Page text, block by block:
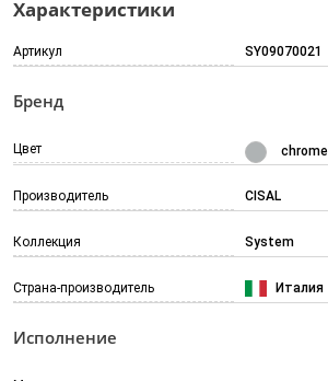
Характеристики
Артикул SY09070021
Бренд
Цвет chrome
Производитель CISAL
Коллекция System
Страна-производитель Италия
Исполнение